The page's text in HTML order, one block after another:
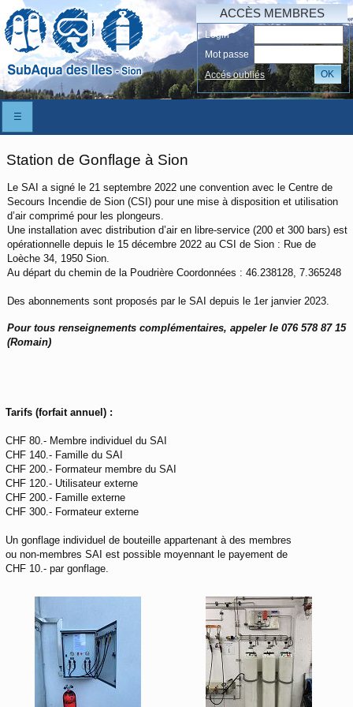
ACCÈS MEMBRES
Login
Mot passe
Accés oubliés
OK
☰
Station de Gonflage à Sion
Le SAI a signé le 21 septembre 2022 une convention avec le Centre de
Secours Incendie de Sion (CSI) pour une mise à disposition et utilisation
d’air comprimé pour les plongeurs.
Une installation avec distribution d’air en libre-service (200 et 300 bars) est
opérationnelle depuis le 15 décembre 2022 au CSI de Sion : Rue de
Loèche 34, 1950 Sion.
Au départ du chemin de la Poudrière Coordonnées : 46.238128, 7.365248
Des abonnements sont proposés par le SAI depuis le 1er janvier 2023.
Pour tous renseignements complémentaires, appeler le 076 578 87 15
(Romain)
Tarifs (forfait annuel) :
CHF 80.- Membre individuel du SAI
CHF 140.- Famille du SAI
CHF 200.- Formateur membre du SAI
CHF 120.- Utilisateur externe
CHF 200.- Famille externe
CHF 300.- Formateur externe
Un gonflage individuel de bouteille appartenant à des membres
ou non-membres SAI est possible moyennant le payement de
CHF 10.- par gonflage.